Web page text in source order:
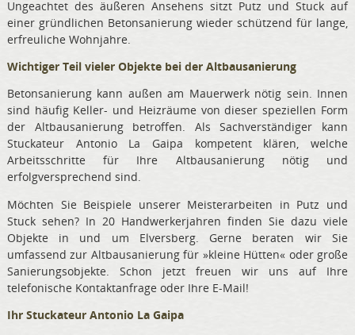
Ungeachtet des äußeren Ansehens sitzt Putz und Stuck auf
einer gründlichen Betonsanierung wieder schützend für lange,
erfreuliche Wohnjahre.
Wichtiger Teil vieler Objekte bei der Altbausanierung
Betonsanierung kann außen am Mauerwerk nötig sein. Innen
sind häufig Keller- und Heizräume von dieser speziellen Form
der Altbausanierung betroffen. Als Sachverständiger kann
Stuckateur Antonio La Gaipa kompetent klären, welche
Arbeitsschritte für Ihre Altbausanierung nötig und
erfolgversprechend sind.
Möchten Sie Beispiele unserer Meisterarbeiten in Putz und
Stuck sehen? In 20 Handwerkerjahren finden Sie dazu viele
Objekte in und um Elversberg. Gerne beraten wir Sie
umfassend zur Altbausanierung für »kleine Hütten« oder große
Sanierungsobjekte. Schon jetzt freuen wir uns auf Ihre
telefonische Kontaktanfrage oder Ihre E-Mail!
Ihr Stuckateur Antonio La Gaipa